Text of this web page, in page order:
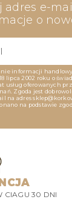
adres e-
o
informacji
lipca 2002 roku o
oferowanych
Zgoda jest
na adres
na podstawie
CIAGU 30 DNI